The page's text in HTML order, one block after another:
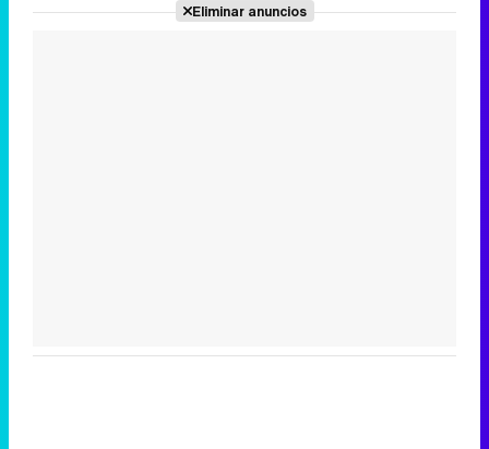
Eliminar anuncios